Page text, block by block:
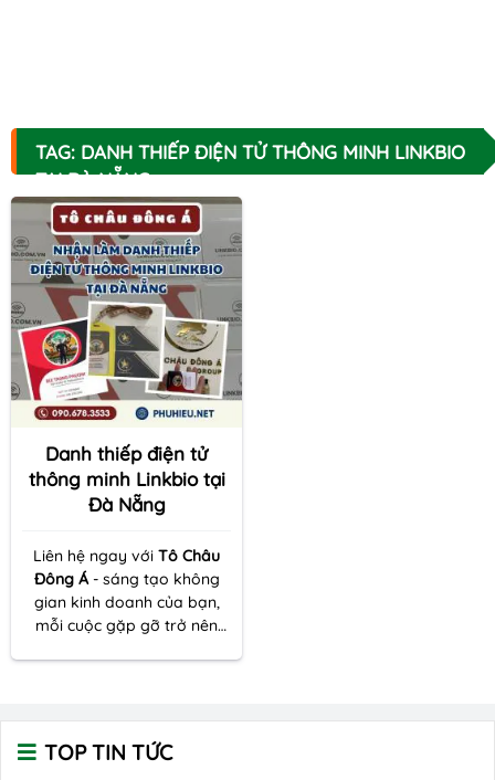
TAG: DANH THIẾP ĐIỆN TỬ THÔNG MINH LINKBIO
TẠI ĐÀ NẴNG
Danh thiếp điện tử
thông minh Linkbio tại
Đà Nẵng
Liên hệ ngay với Tô Châu
Đông Á- sáng tạo không
gian kinh doanh của bạn,
mỗi cuộc gặp gỡ trở nên
TOP TIN TỨC